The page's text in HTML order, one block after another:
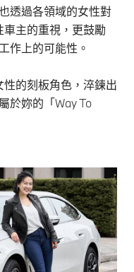
透過各領域的女性對
主的重視，更鼓勵
作上的可能性。
的刻板角色，淬鍊出
於妳的「Way To